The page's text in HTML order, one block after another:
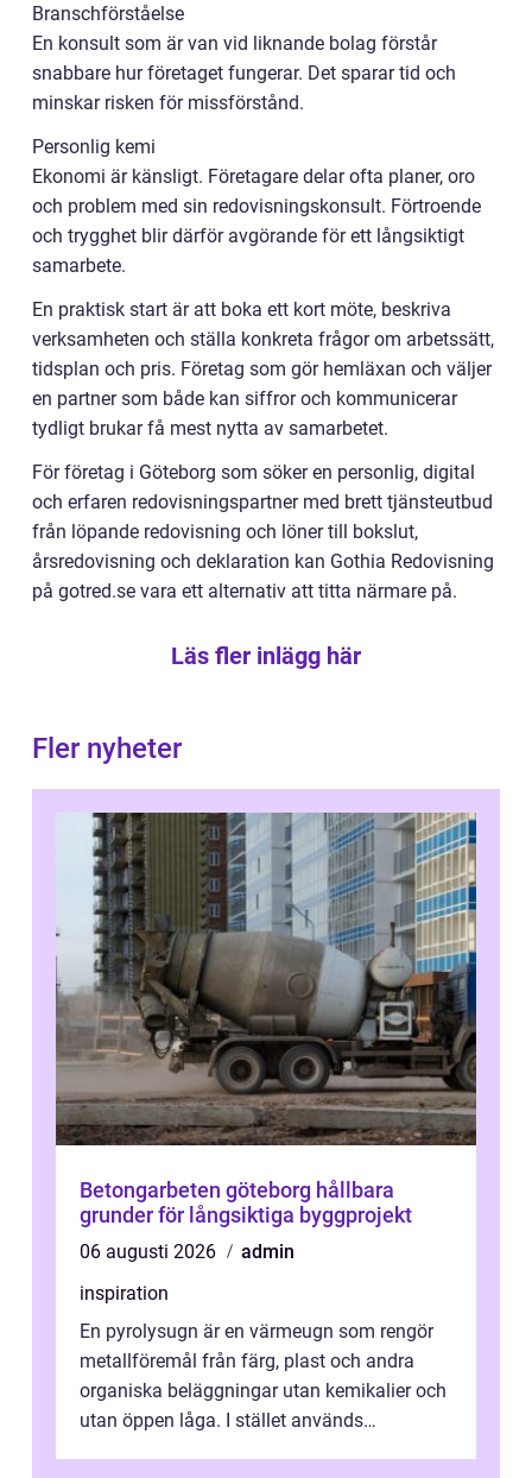
Branschförståelse
En konsult som är van vid liknande bolag förstår
snabbare hur företaget fungerar. Det sparar tid och
minskar risken för missförstånd.
Personlig kemi
Ekonomi är känsligt. Företagare delar ofta planer, oro
och problem med sin redovisningskonsult. Förtroende
och trygghet blir därför avgörande för ett långsiktigt
samarbete.
En praktisk start är att boka ett kort möte, beskriva
verksamheten och ställa konkreta frågor om arbetssätt,
tidsplan och pris. Företag som gör hemläxan och väljer
en partner som både kan siffror och kommunicerar
tydligt brukar få mest nytta av samarbetet.
För företag i Göteborg som söker en personlig, digital
och erfaren redovisningspartner med brett tjänsteutbud
från löpande redovisning och löner till bokslut,
årsredovisning och deklaration kan Gothia Redovisning
på gotred.se vara ett alternativ att titta närmare på.
Läs fler inlägg här
Fler nyheter
Betongarbeten göteborg hållbara
grunder för långsiktiga byggprojekt
06 augusti 2026
admin
inspiration
En pyrolysugn är en värmeugn som rengör
metallföremål från färg, plast och andra
organiska beläggningar utan kemikalier och
utan öppen låga. I stället används